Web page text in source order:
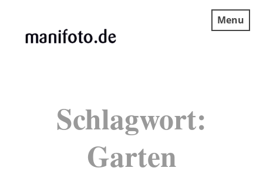
content
Menu
Schlagwort:
Garten